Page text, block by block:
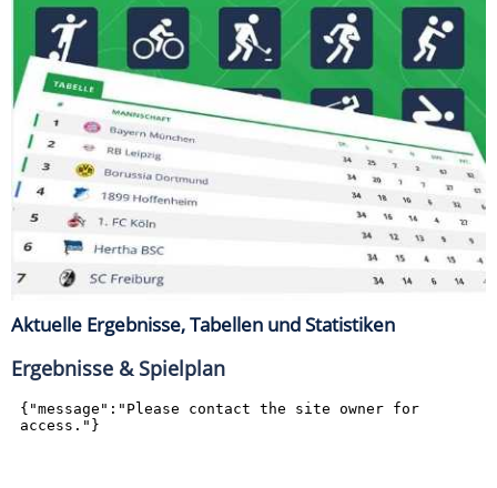
Aktuelle Ergebnisse, Tabellen und Statistiken
Ergebnisse & Spielplan